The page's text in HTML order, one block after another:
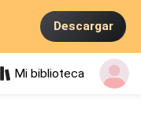
Descargar
Mi biblioteca